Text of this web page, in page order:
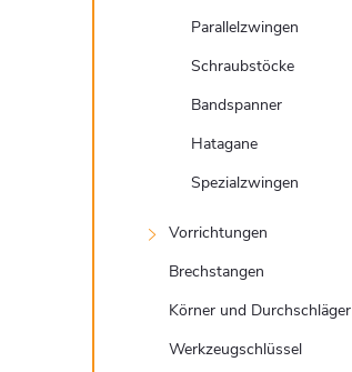
Parallelzwingen
Schraubstöcke
Bandspanner
Hatagane
Spezialzwingen
Vorrichtungen
Brechstangen
Körner und Durchschläger
Werkzeugschlüssel